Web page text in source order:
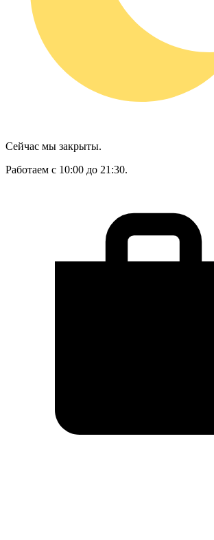
Сейчас мы закрыты.
Работаем с 10:00 до 21:30.